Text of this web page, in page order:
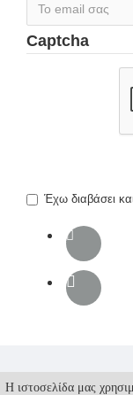
Captcha
Έχω διαβάσει
Η ιστοσελίδα μας